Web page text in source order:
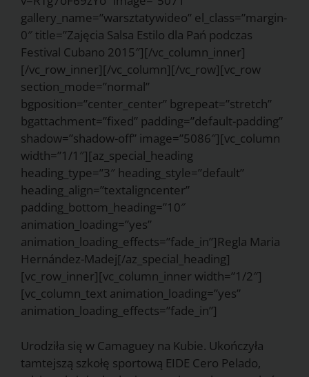
gallery_name=”warsztatywideo” el_class=”margin-
0″ title=”Zajęcia Salsa Estilo dla Pań podczas
Festival Cubano 2015″][/vc_column_inner]
[/vc_row_inner][/vc_column][/vc_row][vc_row
section_mode=”normal”
bgposition=”center_center” bgrepeat=”stretch”
bgattachment=”fixed” padding=”default-padding”
shadow=”shadow-off” image=”5086″][vc_column
width=”1/1″][az_special_heading
heading_type=”3″ heading_style=”default”
heading_align=”textaligncenter”
padding_bottom_heading=”10″
animation_loading=”yes”
animation_loading_effects=”fade_in”]Regla Maria
Hernández-Madej[/az_special_heading]
[vc_row_inner][vc_column_inner width=”1/2″]
[vc_column_text animation_loading=”yes”
animation_loading_effects=”fade_in”]
Urodziła się w Camaguey na Kubie. Ukończyła
tamtejszą szkołę sportową EIDE Cero Pelado,